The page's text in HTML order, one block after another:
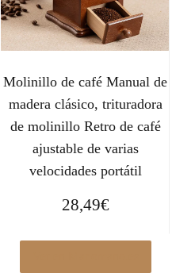
Molinillo de café Manual de
madera clásico, trituradora
de molinillo Retro de café
ajustable de varias
velocidades portátil
28,49€